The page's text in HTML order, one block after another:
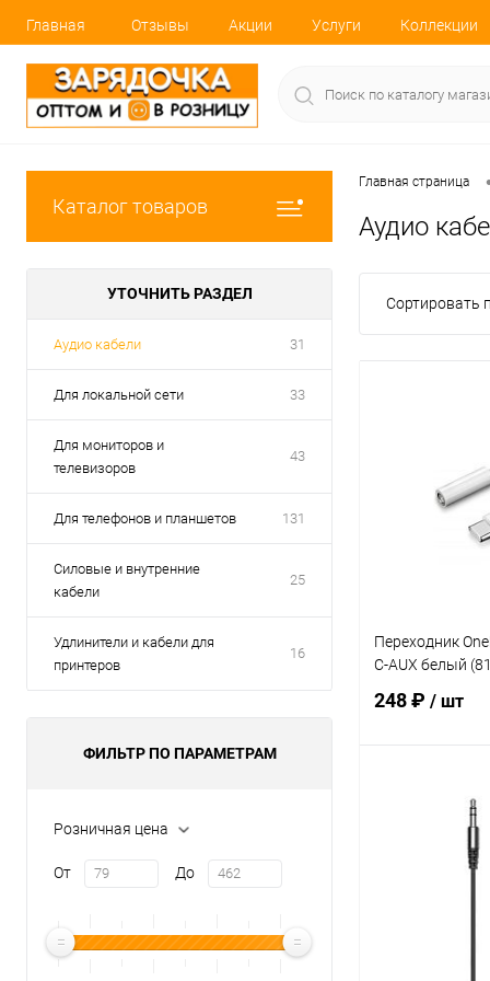
Главная Отзывы Акции Услуги Коллекции
Каталог товаров
УТОЧНИТЬ РАЗДЕЛ
Аудио кабели 31
Для локальной сети 33
Для мониторов и
телевизоров
43
Для телефонов и планшетов 131
Силовые и внутренние
кабели
25
Удлинители и кабели для
принтеров
16
ФИЛЬТР ПО ПАРАМЕТРАМ
Розничная цена
От До
Главная страница
Аудио
Сортировать
Переходник
C-AUX белый
248 ₽ / шт
Купить в 1 клик